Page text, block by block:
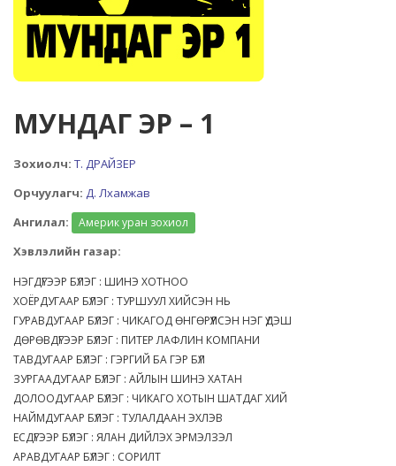
МУНДАГ ЭР – 1
Зохиолч: Т. ДРАЙЗЕР
Орчуулагч: Д. Лхамжав
Ангилал:
Америк уран зохиол
Хэвлэлийн газар:
НЭГДҮГЭЭР БҮЛЭГ : ШИНЭ ХОТНОО
ХОЁРДУГААР БҮЛЭГ : ТУРШУУЛ ХИЙСЭН НЬ
ГУРАВДУГААР БҮЛЭГ : ЧИКАГОД ӨНГӨРҮҮЛСЭН НЭГ ҮДЭШ
ДӨРӨВДҮГЭЭР БҮЛЭГ : ПИТЕР ЛАФЛИН КОМПАНИ
ТАВДУГААР БҮЛЭГ : ГЭРГИЙ БА ГЭР БҮЛ
ЗУРГААДУГААР БҮЛЭГ : АЙЛЫН ШИНЭ ХАТАН
ДОЛООДУГААР БҮЛЭГ : ЧИКАГО ХОТЫН ШАТДАГ ХИЙ
НАЙМДУГААР БҮЛЭГ : ТУЛАЛДААН ЭХЛЭВ
ЕСДҮГЭЭР БҮЛЭГ : ЯЛАН ДИЙЛЭХ ЭРМЭЛЗЭЛ
АРАВДУГААР БҮЛЭГ : СОРИЛТ